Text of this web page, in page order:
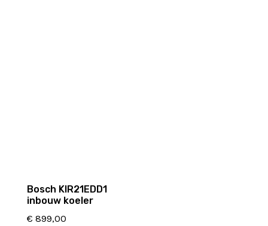
Bosch KIR21EDD1
inbouw koeler
€ 899,00